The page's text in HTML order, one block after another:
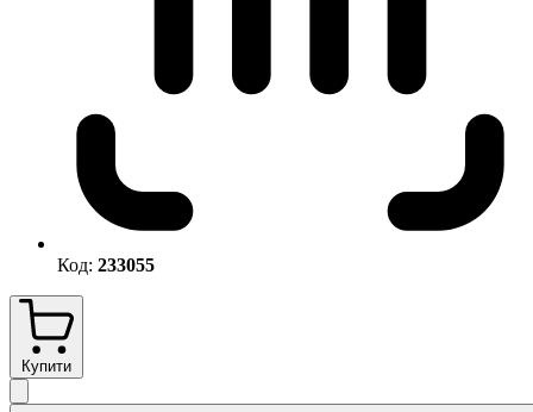
Код: 233055
Купити